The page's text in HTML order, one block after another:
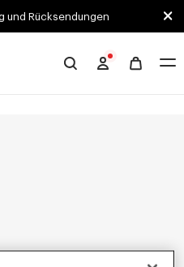
und Rücksendungen